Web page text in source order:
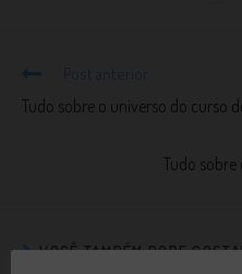
Post anterior
Tudo sobre o universo do curso
Tudo sobre
VOCÊ TAMBÉM PODE